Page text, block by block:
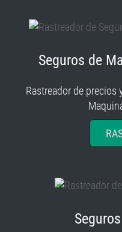
Seguros de
Rastreador de precios